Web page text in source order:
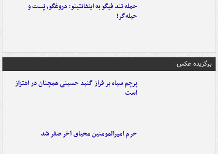
حمله تند فیگو به اینفانتینو: دروغگو، پَست‌ و
حیله‌گر!
برگزیده عکس
پرچم سیاه بر فراز گنبد حسینی همچنان در اهتزاز
است
حرم امیرالمومنین محیای آخر صفر شد